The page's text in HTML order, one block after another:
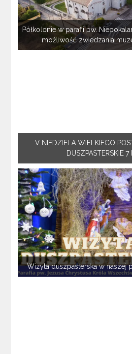
Półkolonie w parafii pw.
możliwość zwiedzania
V NIEDZIELA WIELKIEGO
DUSZPASTERSKIE
Wizyta duszpasterska w naszej